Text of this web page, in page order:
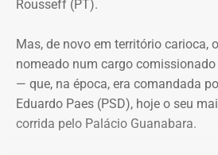
Rousseff (PT).
Mas, de novo em território carioca,
nomeado num cargo
— que, na época, era comandada
Eduardo Paes (PSD), hoje o seu
corrida pelo Palácio Guanabara.